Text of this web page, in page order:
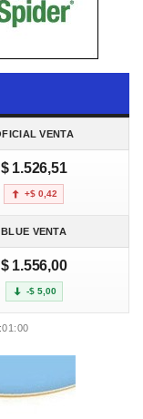
VENTA
$ 1.526,51
+$ 0,42
BLUE VENTA
$ 1.556,00
-$ 5,00